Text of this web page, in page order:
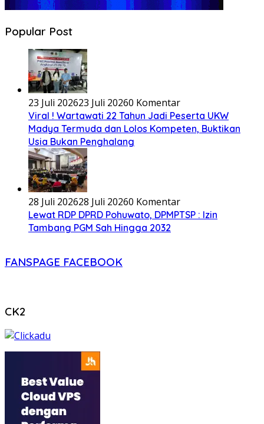
Popular Post
23 Juli 202623 Juli 20260 Komentar
Viral ! Wartawati 22 Tahun Jadi Peserta UKW
Madya Termuda dan Lolos Kompeten, Buktikan
Usia Bukan Penghalang
28 Juli 202628 Juli 20260 Komentar
Lewat RDP DPRD Pohuwato, DPMPTSP : Izin
Tambang PGM Sah Hingga 2032
FANSPAGE FACEBOOK
CK2